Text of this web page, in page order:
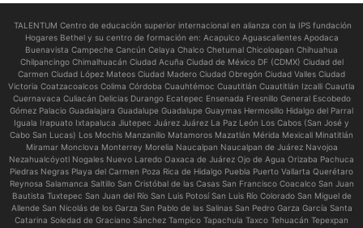
TALENTUM Centro de educación superior internacional en alianza con la IPS fundación
Hogares Bethel y su centro de formación en: Acapulco Aguascalientes Apodaca
Buenavista Campeche Cancún Celaya Chalco Chetumal Chicoloapan Chihuahua
Chilpancingo Chimalhuacán Ciudad Acuña Ciudad de México DF (CDMX) Ciudad del
Carmen Ciudad López Mateos Ciudad Madero Ciudad Obregón Ciudad Valles Ciudad
Victoria Coatzacoalcos Colima Córdoba Cuauhtémoc Cuautitlán Cuautitlán Izcalli Cuautla
Cuernavaca Culiacán Delicias Durango Ecatepec Ensenada Fresnillo General Escobedo
Gómez Palacio Guadalajara Guadalupe Guadalupe Guaymas Hermosillo Hidalgo del Parral
Iguala Irapuato Ixtapaluca Jiutepec Juárez Juárez La Paz León Los Cabos (San José y
Cabo San Lucas) Los Mochis Manzanillo Matamoros Mazatlán Mérida Mexicali Minatitlán
Miramar Monclova Monterrey Morelia Naucalpan Naucalpan de Juárez Navojoa
Nezahualcóyotl Nogales Nuevo Laredo Oaxaca de Juárez Ojo de Agua Orizaba Pachuca
Piedras Negras Playa del Carmen Poza Rica de Hidalgo Puebla Puerto Vallarta Querétaro
Reynosa Salamanca Saltillo San Cristóbal de las Casas San Francisco Coacalco San Juan
Bautista Tuxtepec San Juan del Río San Luis Potosí San Luis Río Colorado San Miguel de
Allende San Nicolás de los Garza San Pablo de las Salinas San Pedro Garza García Santa
Catarina Soledad de Graciano Sánchez Tampico Tapachula Taxco Tehuacán Tepexpan